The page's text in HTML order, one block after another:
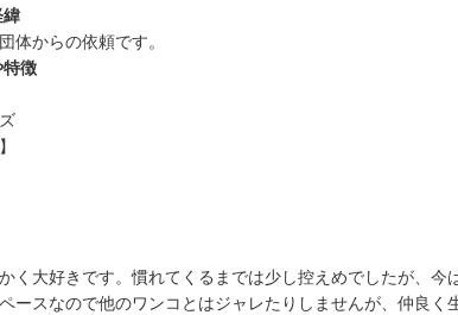
体からの依頼です。
徴
く大好きです。慣れてくるまでは少し控えめでしたが、
ースなので他のワンコとはジャレたりしませんが、仲良く